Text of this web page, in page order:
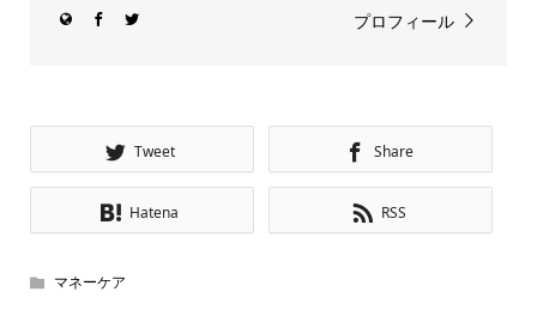
プロフィール
Tweet Share
Hatena RSS
マネーケア